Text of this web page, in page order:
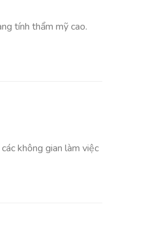
tính thẩm mỹ cao.
không gian làm việc